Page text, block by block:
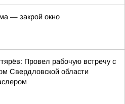
— закрой окно
Провел рабочую встречу с
Свердловской области